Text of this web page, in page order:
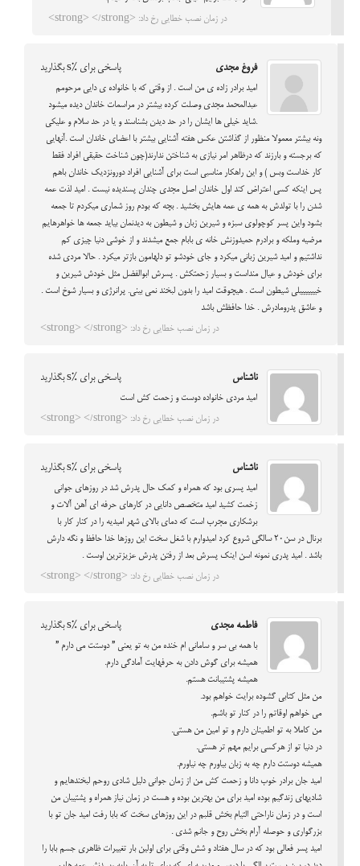
در زمان نصب خطایی رخ داد: <strong> </strong>
فروغ مجدی پاسخی برای %s بگذارید
امید برادر زاده ی من است . از وقتی که با خانواده ی دایی مرحومم
عبدالمحمد مجدی وصلت کرده بیشتر در مراسمات خاندان دیده میشود
.شاید خیلی ها ایشان را در حد دیدن بشناسند و یا در حد سلام و علیکی
ونه بیشتر معمولا منظور از گذاشتن عکس هفته آشنایی بیشتر با اعضای خاندان است .آنهایی
که برجسته و بارزند که درظاهر امر نیازی به شناختن ندارند(چون شناخت حقیقی افراد فقط
کار خداست وبس ) و این راهکار مناسبی است برای آشنایی افراد دورونزدیک خاندان باهم
پس اینکه کسی اعتراض کند اول خاندان اصل مجدی چندان پسندیده نیست . امید لذت عمه
شدن را با تولدش به همه ی عمه هایش بخشید . بچه که بودم روز شماری میکردم تا جمعه
بشود واین پسر کوچولوی سبزه و شیرین زبان و شیطون به دیدنمان بیاید جمعه ها خواهرهایم
مرضیه وملکه و برادرم حمیدوزنش خانه ی بابام جمع میشدند و از خوشی دنیا چیزی کم
نداشتیم و امید شیرین زبانی میکرد و جای خودشو تو دلهامون بازتر میکرد . حالا مردی شده
برای خودش و عیال منداست و بسیار زحمتکش . پسرش ابوالفضل مثل خودش شیرین و
خیییییییلی شیطون است . هیچوقت امید را بدون لبخند نمی بینی. پرانرژی و بسیار شوخ است .
و عاشق پدرومادرش . خدا حافظش باشد
در زمان نصب خطایی رخ داد: <strong> </strong>
ناشناس پاسخی برای %s بگذارید
امید مردی خانواده دوست و زحمت کش است
در زمان نصب خطایی رخ داد: <strong> </strong>
ناشناس پاسخی برای %s بگذارید
امید پسری بود که همراه و کمک حال پدرش شد در روزهای جوانی
زخمت کشید امید متخصص دانایی در کارهای حرفه ای آهن آلات و
برشکاری مجرب است که دمای بالای شهر امیدیه را در کنار کار با
برنال در سن20 سالگی شروع کرد امیدوارم با شغل سخت این روزها خدا حافظ و نگه دارش
باشد . امید پدری نمونه اسن اینک پسرش بعد از رفتن پدرش عزیزترین اوست .
در زمان نصب خطایی رخ داد: <strong> </strong>
فاطمه مجدی پاسخی برای %s بگذارید
با همه بی سر و سامانی ام خنده من به تو يعني ” دوستت مي دارم ”
هميشه براي گوش دادن به حرفهايت آمادگي دارم.
هميشه پشتيبانت هستم.
من مثل كتابي گشوده برايت خواهم بود.
مي خواهم اوقاتم را در كنار تو باشم.
من كاملا به تو اطمينان دارم و تو امين من هستي.
در دنيا تو از هركسي برايم مهم تر هستي.
هميشه دوستت دارم چه به زبان بياورم چه نياورم.
امید جان برادر خوب دانا و زحمت کش من از زمان جوانی دلیل شادی روحم لبخندهایم و
شادیهای زندگیم بوده امید برای من بهترین بوده و هست در زمان نیاز همراه و پشتیبان من
است و در زمان ناراحتی التیام بخش قلبم در این روزهای سخت که بابا رفت امید جان تو با
بزرگواری و حوصله آرام بخش روح و جانم شدی .
امید پسر فعالی بود که در سال هفتاد و شش وقتی برای اولین بار تغییرات ظاهری جسم بابا را